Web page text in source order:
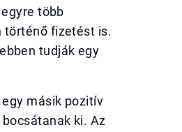
több
történő fizetést is.
tudják egy
másik pozitív
ki. Az